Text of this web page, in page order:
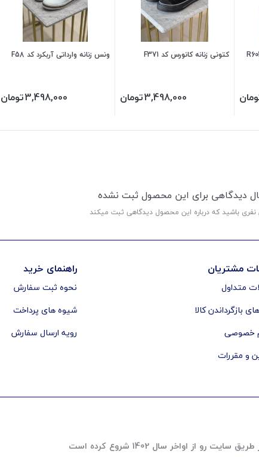
کتونی زنانه کانورس کد F371
3,498,000تومان
ونس زنانه وارداتی آربکرد کد F58
3,498,000تومان
دیدگاهی برای این محصول ثبت نشده
نفری باشید که درباره این محصول دیدگاهی ثبت میکند
مشتریان
متداول
بازگرداندن کالا
خصوصی
و مقررات
راهنمای خرید
نحوه ثبت سفارش
شیوه های پرداخت
رویه ارسال سفارش
اواخر سال 1402 شروع کرده است